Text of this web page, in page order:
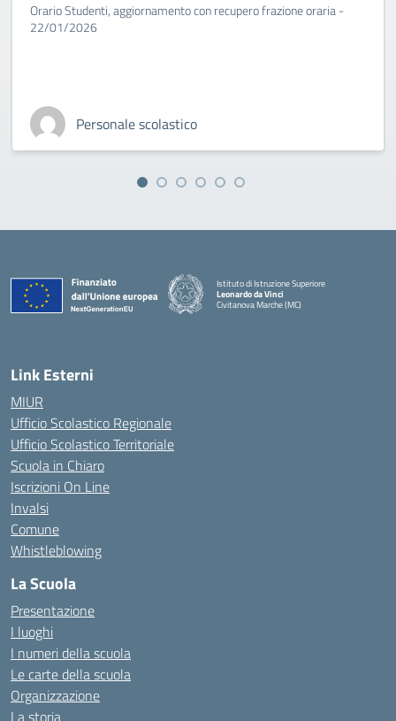
Orario Studenti, aggiornamento con recupero frazione oraria -
22/01/2026
Personale scolastico
Istituto di Istruzione Superiore
Leonardo da Vinci
Civitanova Marche (MC)
Link Esterni
MIUR
Ufficio Scolastico Regionale
Ufficio Scolastico Territoriale
Scuola in Chiaro
Iscrizioni On Line
Invalsi
Comune
Whistleblowing
La Scuola
Presentazione
I luoghi
I numeri della scuola
Le carte della scuola
Organizzazione
La storia